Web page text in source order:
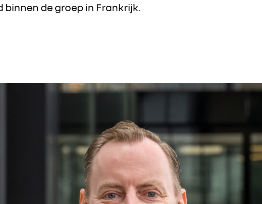
binnen de groep in Frankrijk.